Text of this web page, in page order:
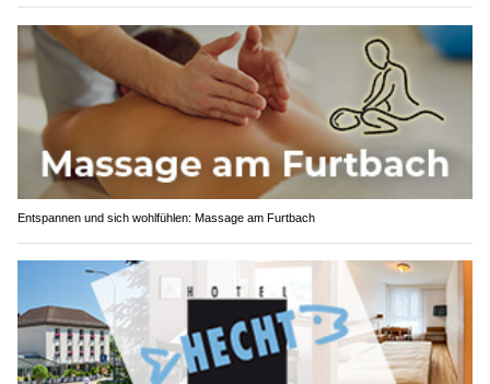
Entspannen und sich wohlfühlen: Massage am Furtbach